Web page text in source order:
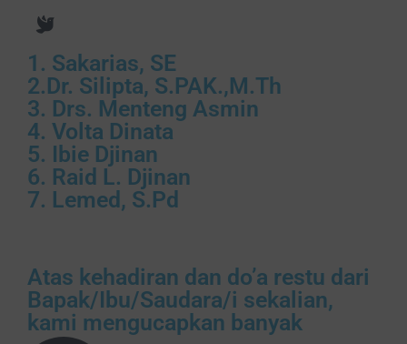
1. Sakarias, SE
2.Dr. Silipta, S.PAK.,M.Th
3. Drs. Menteng Asmin
4. Volta Dinata
5. Ibie Djinan
6. Raid L. Djinan
7. Lemed, S.Pd
Atas kehadiran dan do’a restu dari
Bapak/Ibu/Saudara/i sekalian,
kami mengucapkan banyak